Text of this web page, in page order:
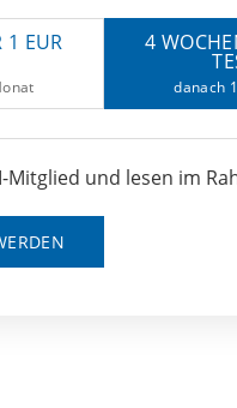
1 EUR 4
danach
Mitglied und lesen im